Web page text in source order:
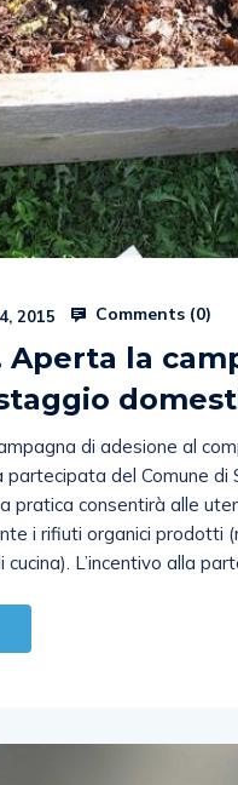
2015 Comments (0)
Aperta la
di adesione al
partecipata del Comune
pratica consentirà alle
i rifiuti organici prodotti
cucina). L’incentivo alla